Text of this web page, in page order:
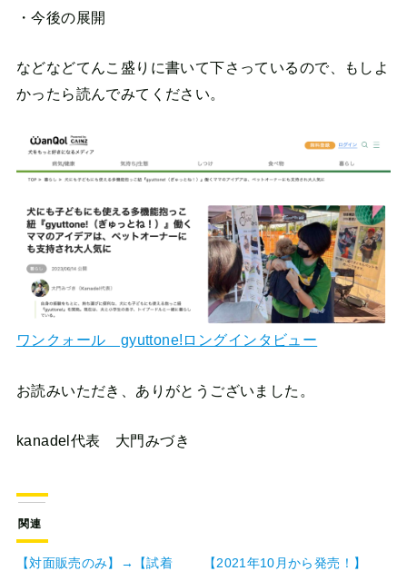
・今後の展開
などなどてんこ盛りに書いて下さっているので、もしよ
かったら読んでみてください。
ワンクォール gyuttone!ロングインタビュー
お読みいただき、ありがとうございました。
kanadel代表 大門みづき
関連
【対面販売のみ】→【試着
【2021年10月から発売！】